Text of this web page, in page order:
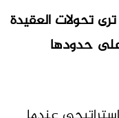
تحولات العقيدة
على حدودها